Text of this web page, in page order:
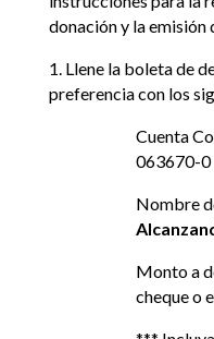
donación y la
1. Llene la boleta de
preferencia con los
Cuenta
063670-0
Nombre
Monto a
cheque o